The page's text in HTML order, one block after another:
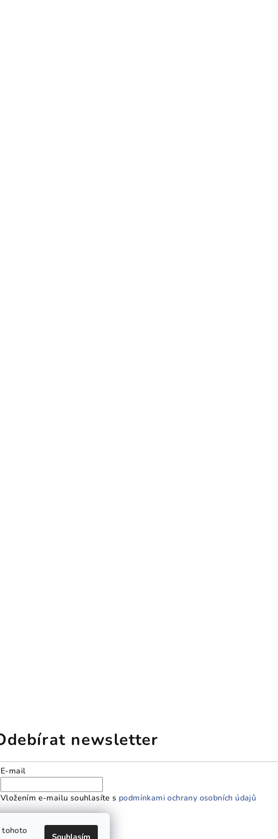
tohoto
newsletter
E-mail
Vložením e-mailu souhlasíte s podmínkami ochrany osobních údajů
Přihlásit se